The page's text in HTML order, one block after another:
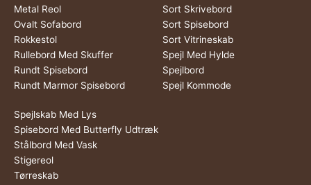
Metal Reol
Ovalt Sofabord
Rokkestol
Rullebord Med Skuffer
Rundt Spisebord
Rundt Marmor Spisebord
Sort Skrivebord
Sort Spisebord
Sort Vitrineskab
Spejl Med Hylde
Spejlbord
Spejl Kommode
Spejlskab Med Lys
Spisebord Med Butterfly Udtræk
Stålbord Med Vask
Stigereol
Tørreskab